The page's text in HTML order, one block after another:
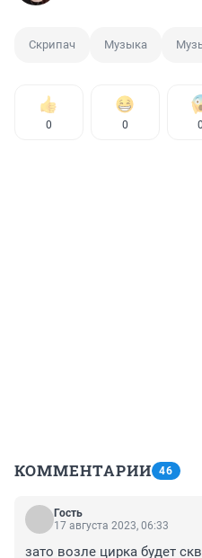
Скрипач Музыка
0 0 0
КОММЕНТАРИИ 46
Гость
17 августа 2023, 06:33
зато возле цирка будет